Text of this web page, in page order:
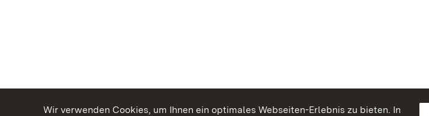
Wir verwenden Cookies, um Ihnen ein optimales Webseiten-Erlebnis zu bieten. In